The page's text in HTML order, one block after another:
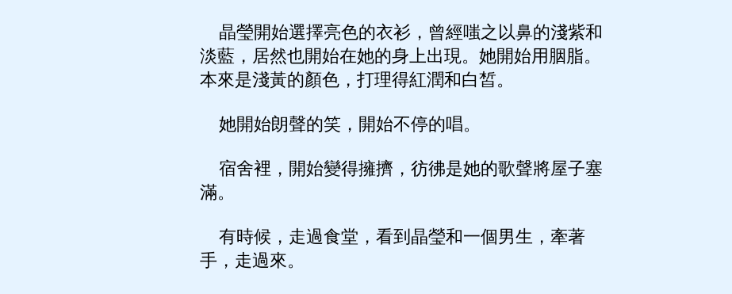
晶瑩開始選擇亮色的衣衫，曾經嗤之以鼻的淺紫和
淡藍，居然也開始在她的身上出現。她開始用胭脂。
本來是淺黃的顏色，打理得紅潤和白皙。
她開始朗聲的笑，開始不停的唱。
宿舍裡，開始變得擁擠，彷彿是她的歌聲將屋子塞
滿。
有時候，走過食堂，看到晶瑩和一個男生，牽著
手，走過來。